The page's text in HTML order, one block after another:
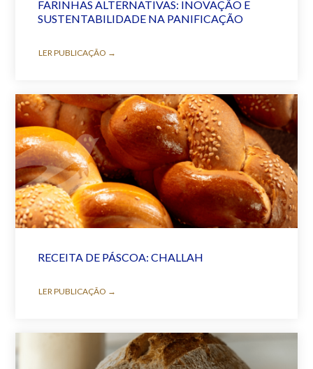
FARINHAS ALTERNATIVAS: INOVAÇÃO E
SUSTENTABILIDADE NA PANIFICAÇÃO
LER PUBLICAÇÃO →
RECEITA DE PÁSCOA: CHALLAH
LER PUBLICAÇÃO →